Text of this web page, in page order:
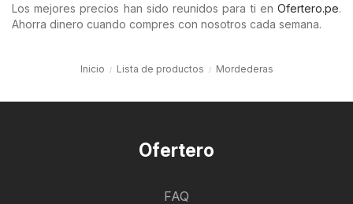
Los mejores precios han sido reunidos para ti en Ofertero.pe.
Ahorra dinero cuando compres con nosotros cada semana.
Inicio Lista de productos Mordederas
Ofertero
FAQ